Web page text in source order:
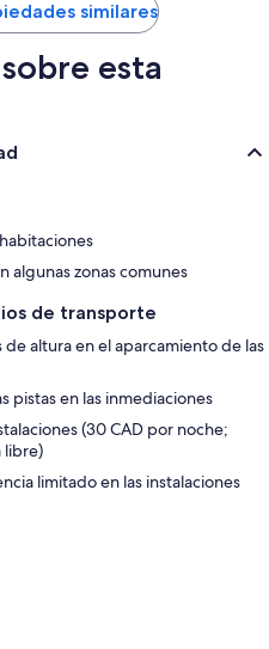
US$ 172
similares
esta
algunas zonas comunes
de transporte
altura en el aparcamiento de las
pistas en las inmediaciones
(30 CAD por noche;
libre)
limitado en las instalaciones